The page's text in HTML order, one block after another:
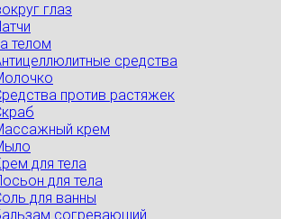
глаз
телом
средства
против растяжек
крем
для тела
для тела
для ванны
согревающий